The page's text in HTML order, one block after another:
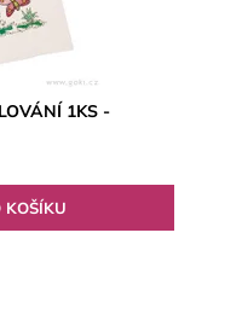
1KS -